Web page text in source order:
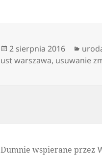
Data
publikacji
2 sierpnia 2016
ust warszawa, usuwanie
Dumnie wspierane przez